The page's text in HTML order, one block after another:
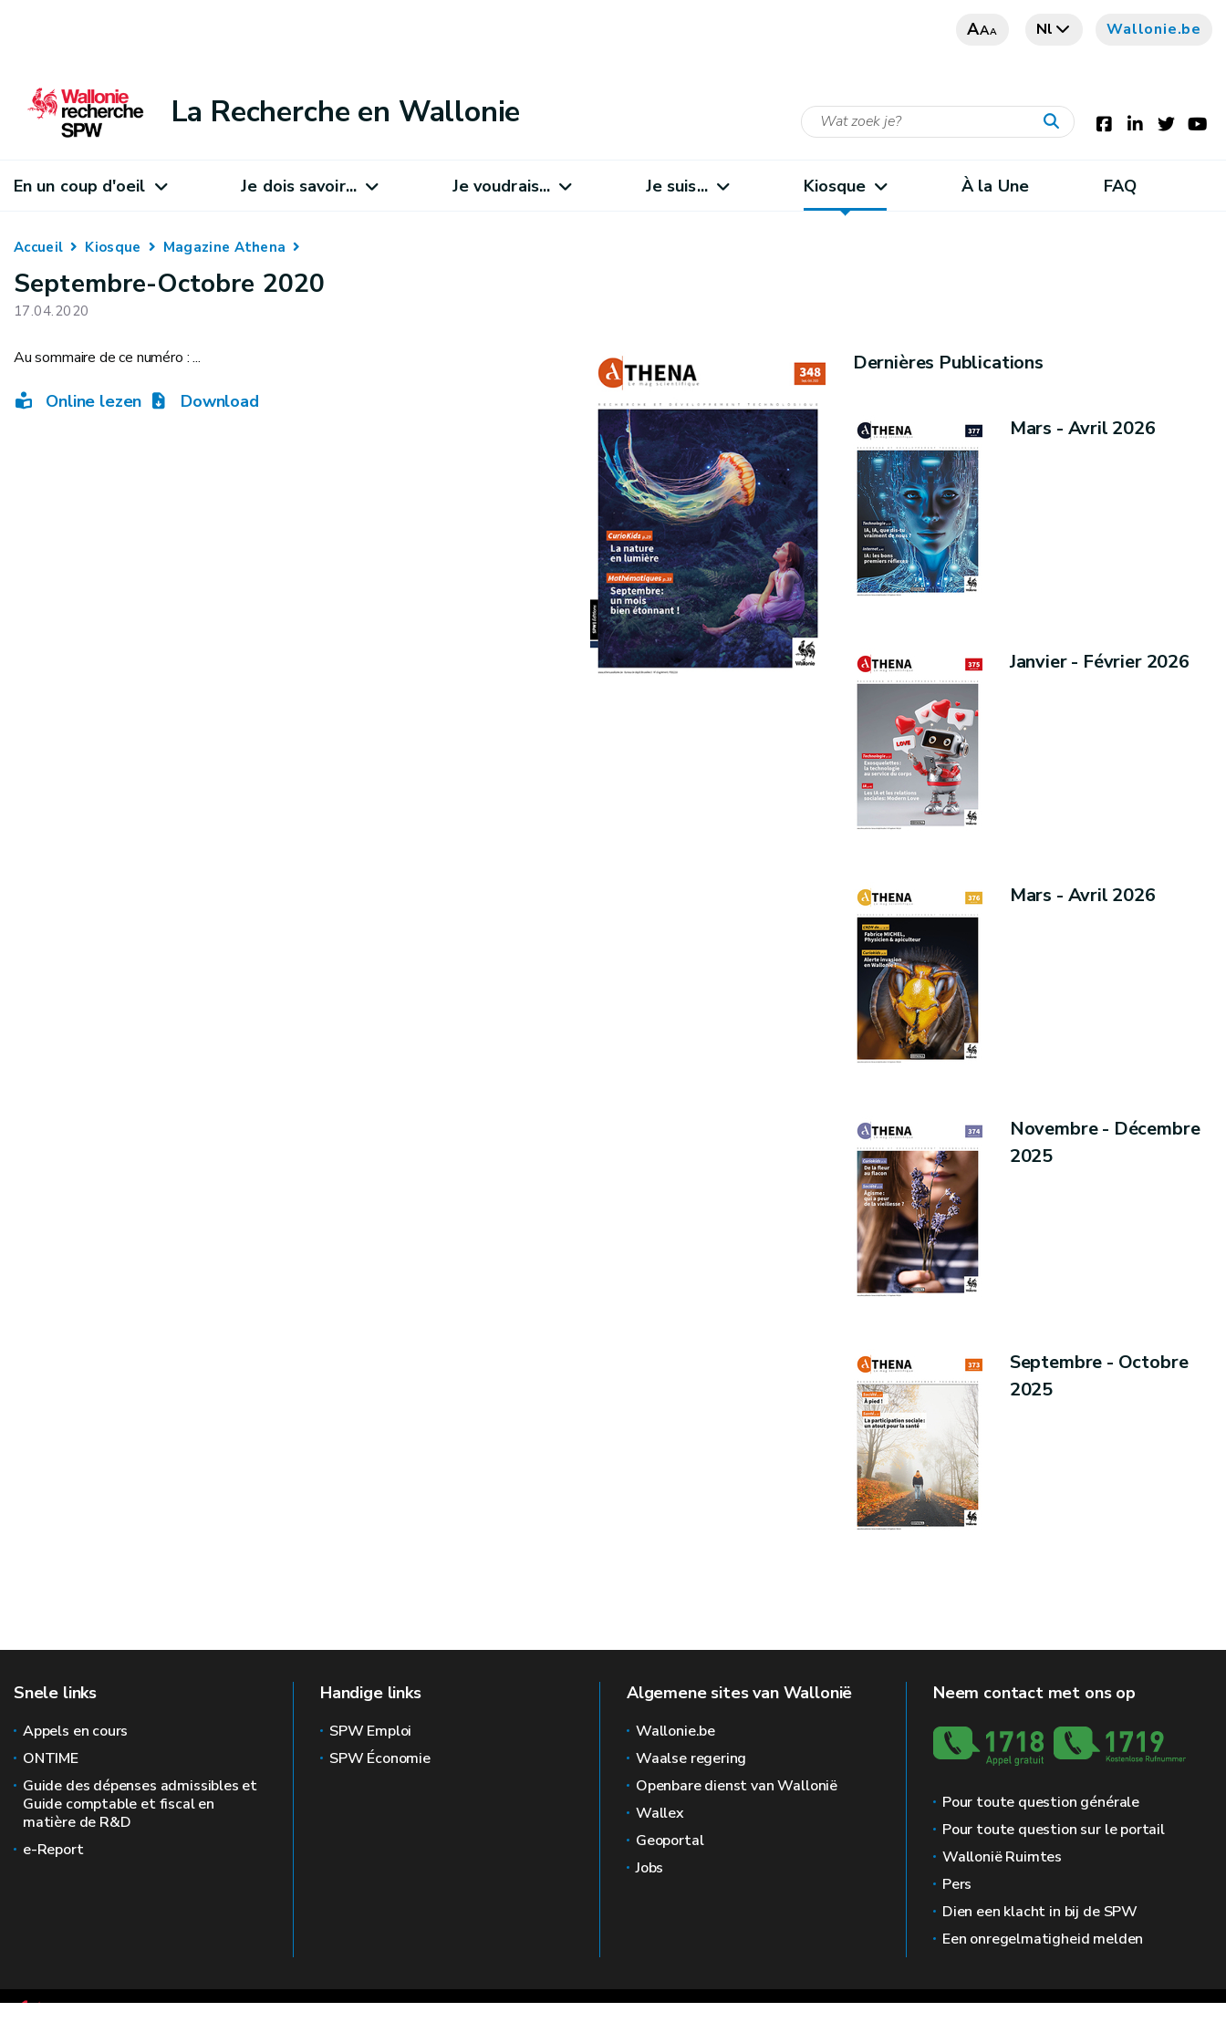
AAA Nl Wallonie.be
La Recherche en Wallonie
En un coup d'oeil Je dois savoir... Je voudrais... Je suis... Kiosque À la Une FAQ
Accueil Kiosque Magazine Athena
Septembre-Octobre 2020
17.04.2020
Au sommaire de ce numéro : ...
Online lezen Download
Dernières Publications
Mars - Avril 2026
Janvier - Février 2026
Mars - Avril 2026
Novembre - Décembre
2025
Septembre - Octobre
2025
Snele links
Appels en cours
ONTIME
Guide des dépenses admissibles et
Guide comptable et fiscal en
matière de R&D
e-Report
Handige links
SPW Emploi
SPW Économie
Algemene sites van Wallonië
Wallonie.be
Waalse regering
Openbare dienst van Wallonië
Wallex
Geoportal
Jobs
Neem contact met ons op
Pour toute question générale
Pour toute question sur le portail
Wallonië Ruimtes
Pers
Dien een klacht in bij de SPW
Een onregelmatigheid melden